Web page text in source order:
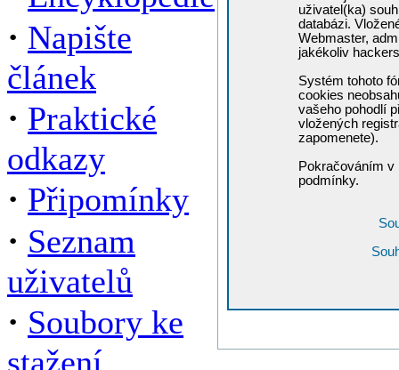
· Napište
článek
· Praktické
odkazy
· Připomínky
· Seznam
uživatelů
· Soubory ke
stažení
uživatel(ka)
databázi.
Webmaster,
jakékoliv
Systém tohoto
cookies
vašeho pohodlí
vložených
zapomenete).
Pokračováním v
podmínky.